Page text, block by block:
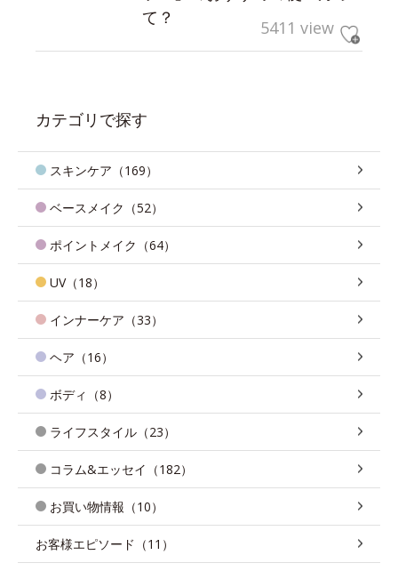
て？
5411 view
カテゴリで探す
スキンケア（169）
ベースメイク（52）
ポイントメイク（64）
UV（18）
インナーケア（33）
ヘア（16）
ボディ（8）
ライフスタイル（23）
コラム&エッセイ（182）
お買い物情報（10）
お客様エピソード（11）